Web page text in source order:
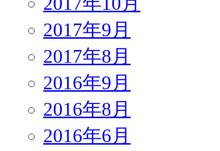
2017年9月
2017年8月
2016年9月
2016年8月
2016年6月